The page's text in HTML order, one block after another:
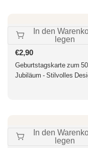
In den
legen
Normaler
Preis
€2,90
Geburtstagskarte zum
Jubiläum - Stilvolles
In den
legen